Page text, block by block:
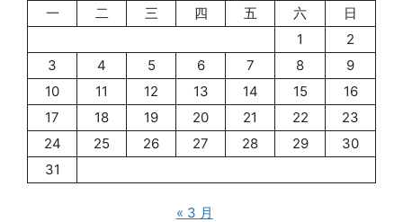
一
二 三 四 五 六
日
1
2
3
4 5 6 7 8
9
10
11 12 13 14 15
16
17
18 19 20 21 22
23
24
25 26 27 28 29
30
31
« 3 月